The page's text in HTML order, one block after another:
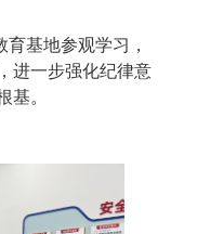
基地参观学习，
进一步强化纪律意
基。